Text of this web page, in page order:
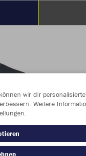
wir dir personalisierte
Weitere